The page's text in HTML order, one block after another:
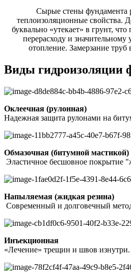
Сырые стены фундамента
теплоизоляционные свойства.
буквально «утекает» в грунт,
перерасходу и значительному
отопление. Замерзание
Виды гидроизоляции
Оклеечная (рулонная)
Надежная защита рулонами на
Обмазочная (битумной мастикой)
Эластичное бесшовное покрытие
Напыляемая (жидкая резина)
Современный и долговечный
Инъекционная
«Лечение» трещин и швов изнутри.